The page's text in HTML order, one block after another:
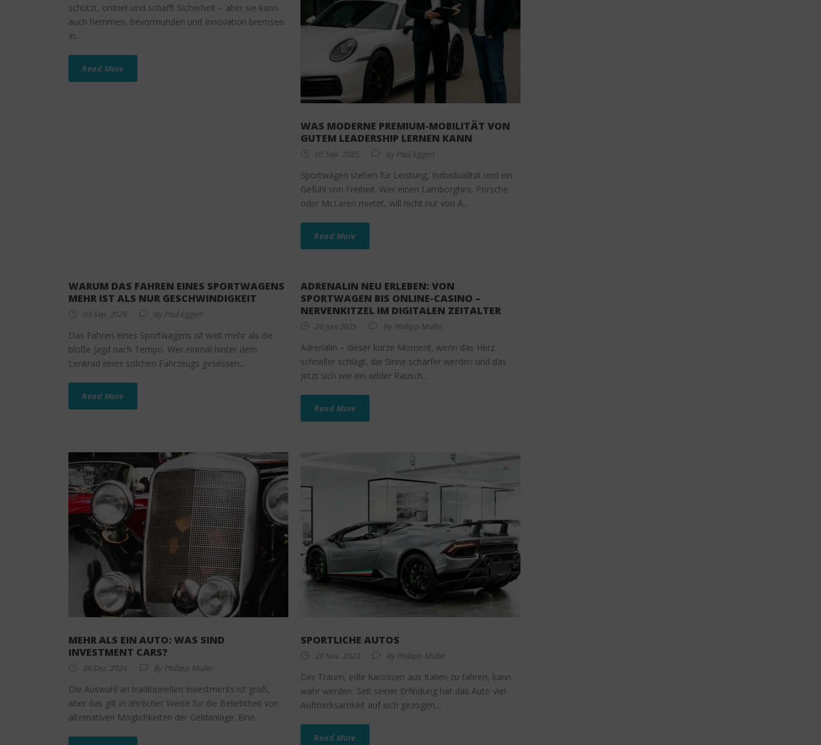
schützt, ordnet und schafft Sicherheit – aber sie kann
auch hemmen, bevormunden und Innovation bremsen.
In...
Read More
WAS MODERNE PREMIUM-MOBILITÄT VON
GUTEM LEADERSHIP LERNEN KANN
05 Sep. 2025 By Paul Eggert
Sportwagen stehen für Leistung, Individualität und ein
Gefühl von Freiheit. Wer einen Lamborghini, Porsche
oder McLaren mietet, will nicht nur von A...
Read More
WARUM DAS FAHREN EINES SPORTWAGENS
MEHR IST ALS NUR GESCHWINDIGKEIT
03 Sep. 2025 By Paul Eggert
Das Fahren eines Sportwagens ist weit mehr als die
bloße Jagd nach Tempo. Wer einmal hinter dem
Lenkrad eines solchen Fahrzeugs gesessen...
Read More
ADRENALIN NEU ERLEBEN: VON
SPORTWAGEN BIS ONLINE-CASINO –
NERVENKITZEL IM DIGITALEN ZEITALTER
20 Juni 2025 By Phillipp Müller
Adrenalin – dieser kurze Moment, wenn das Herz
schneller schlägt, die Sinne schärfer werden und das
Jetzt sich wie ein wilder Rausch...
Read More
MEHR ALS EIN AUTO: WAS SIND
INVESTMENT CARS?
06 Dez. 2024 By Phillipp Müller
Die Auswahl an traditionellen Investments ist groß,
aber das gilt in ähnlicher Weise für die Beliebtheit von
alternativen Möglichkeiten der Geldanlage. Eine...
SPORTLICHE AUTOS
28 Nov. 2023 By Phillipp Müller
Der Traum, edle Karossen aus Italien zu fahren, kann
wahr werden Seit seiner Erfindung hat das Auto viel
Aufmerksamkeit auf sich gezogen....
Read More